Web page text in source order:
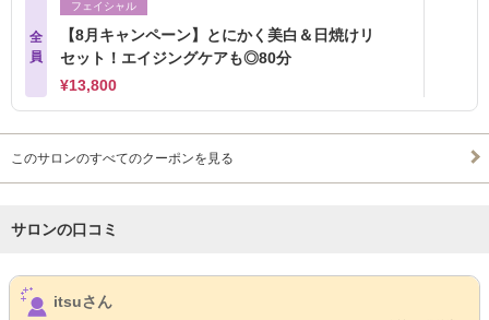
全
員
フェイシャル
【8月キャンペーン】とにかく美白＆日焼けリ
セット！エイジングケアも◎80分
¥13,800
このサロンのすべてのクーポンを見る
サロンの口コミ
サロンPick Up
itsuさん